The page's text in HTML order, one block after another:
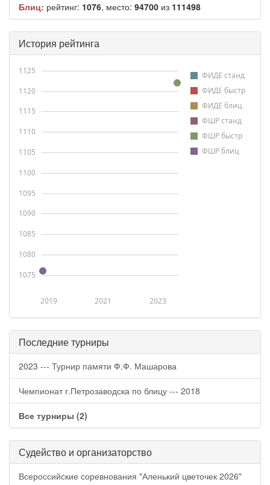
Блиц: рейтинг: 1076, место: 94700 из 111498
История рейтинга
ФИДЕ станд
ФИДЕ быстр
ФИДЕ блиц
ФШР станд
ФШР быстр
ФШР блиц
2019 2021 2023
1075
1080
1085
1090
1095
1100
1105
1110
1115
1120
1125
Последние турниры
2023 --- Турнир памяти Ф.Ф. Машарова
Чемпионат г.Петрозаводска по блицу --- 2018
Все турниры (2)
Судейство и организаторство
Всероссийские соревнования "Аленький цветочек 2026"